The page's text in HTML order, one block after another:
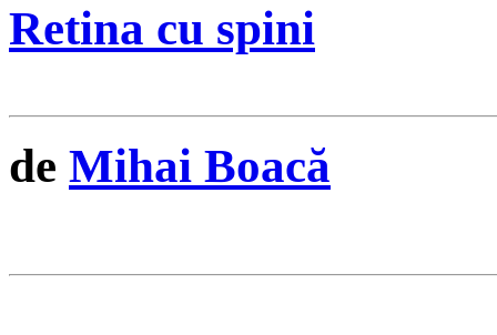
Retina cu spini
de Mihai Boacă